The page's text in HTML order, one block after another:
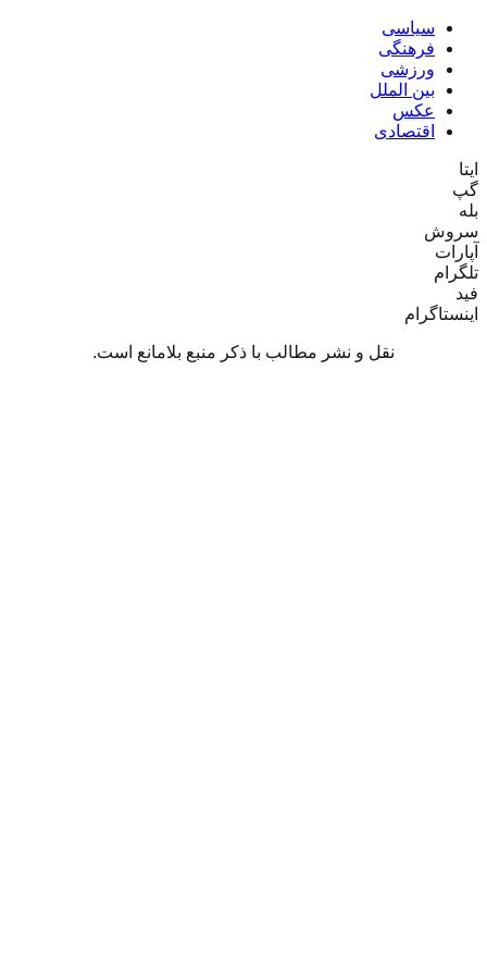
سیاسی
فرهنگی
ورزشی
بین الملل
عکس
اقتصادی
ایتا
گپ
بله
سروش
آپارات
تلگرام
فید
اینستاگرام
نقل و نشر مطالب با ذکر منبع بلامانع است.